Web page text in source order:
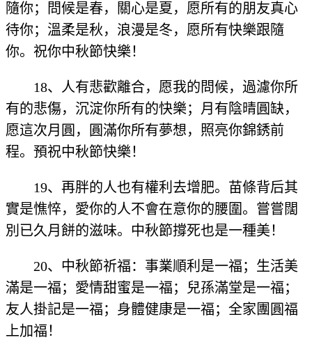
隨你；問候是春，關心是夏，愿所有的朋友真心
待你；溫柔是秋，浪漫是冬，愿所有快樂跟隨
你。祝你中秋節快樂！
18、人有悲歡離合，愿我的問候，過濾你所
有的悲傷，沉淀你所有的快樂；月有陰晴圓缺，
愿這次月圓，圓滿你所有夢想，照亮你錦銹前
程。預祝中秋節快樂！
19、再胖的人也有權利去增肥。苗條背后其
實是憔悴，愛你的人不會在意你的腰圍。嘗嘗闊
別已久月餅的滋味。中秋節撐死也是一種美！
20、中秋節祈福：事業順利是一福；生活美
滿是一福；愛情甜蜜是一福；兒孫滿堂是一福；
友人掛記是一福；身體健康是一福；全家團圓福
上加福！